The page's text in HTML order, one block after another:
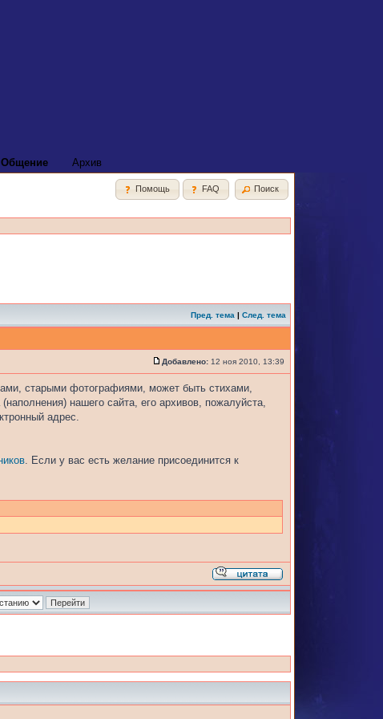
Общение Архив
Помощь FAQ
Поиск
Пред. тема | След. тема
Добавлено: 12 ноя 2010, 13:39
старыми фотографиями, может быть стихами,
нашего сайта, его архивов, пожалуйста,
адрес.
. Если у вас есть желание присоединится к